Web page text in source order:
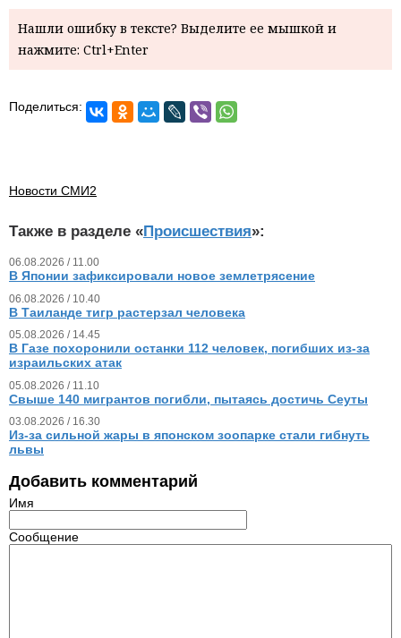
Нашли ошибку в тексте? Выделите ее мышкой и
нажмите: Ctrl+Enter
Поделиться:
Новости СМИ2
Также в разделе «Происшествия»:
06.08.2026 / 11.00
В Японии зафиксировали новое землетрясение
06.08.2026 / 10.40
В Таиланде тигр растерзал человека
05.08.2026 / 14.45
В Газе похоронили останки 112 человек, погибших из‑за
израильских атак
05.08.2026 / 11.10
Свыше 140 мигрантов погибли, пытаясь достичь Сеуты
03.08.2026 / 16.30
Из‑за сильной жары в японском зоопарке стали гибнуть
львы
Добавить комментарий
Имя
Сообщение